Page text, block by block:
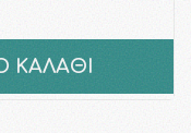
ΚΑΛΑΘΙ